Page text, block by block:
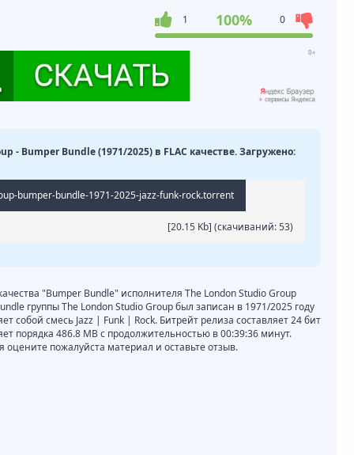
1 100% 0
- Bumper Bundle (1971/2025) в FLAC качестве. Загружено:
bumper-bundle-1971-2025-jazz-funk-rock.torrent
[20.15 Kb] (cкачиваний: 53)
"Bumper Bundle" исполнителя The London Studio Group
группы The London Studio Group был записан в 1971/2025 году
собой смесь Jazz | Funk | Rock. Битрейт релиза составляет 24 бит
порядка 486.8 MB с продолжительностью в 00:39:36 минут.
пожалуйста материал и оставьте отзыв.